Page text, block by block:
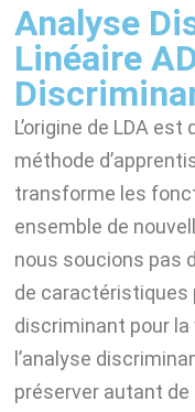
Analyse
Linéaire
L’origine de LDA
méthode
transforme les
ensemble de
nous soucions pas
de caractéristiques
discriminant pour la
l’analyse
préserver autant